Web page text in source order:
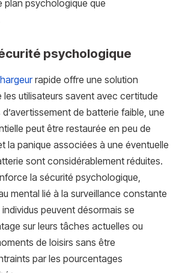
plan psychologique que
psychologique
rapide offre une solution
les utilisateurs savent avec certitude
de batterie faible, une
peut être restaurée en peu de
la panique associées à une éventuelle
sont considérablement réduites.
la sécurité psychologique,
mental lié à la surveillance constante
peuvent désormais se
sur leurs tâches actuelles ou
de loisirs sans être
par les pourcentages